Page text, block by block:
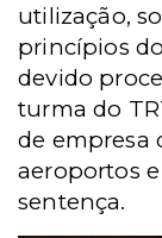
utilização,
princípios
devido
turma do
de empresa
aeroportos
sentença.